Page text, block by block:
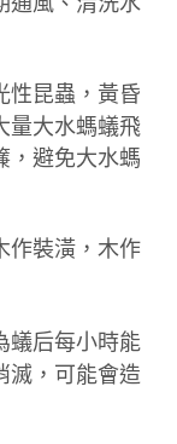
性昆蟲，黃昏
量大水螞蟻飛
，避免大水螞
作裝潢，木作
蟻后每小時能
滅，可能會造